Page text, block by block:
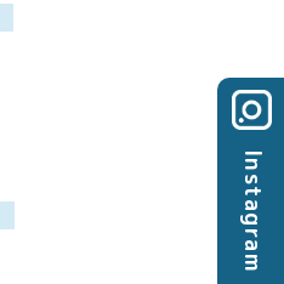
Instagram